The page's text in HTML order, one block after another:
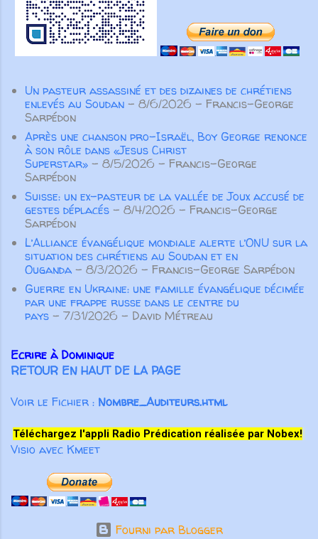
de sa vie, afin d’apprendre à
craindre le Seigneur, son Dieu, et à
observer toute...
par toutes les articulations dont il
est pourvu. Ainsi, lorsque chaque
partie fonctionne comme elle doit, le
corps entier grandit et se construit
15-16 ). Pour Paul l’important n’est
pas tant d’éviter de parler de
manière inconsidérée ou vaine, ou
de colporter des médisances ou
des mensonges, mais surtout de
participeront à la croissance
spirituelle des autres croyants. Pas
“font du bien au corps”, m...
Un pasteur assassiné et des dizaines de chrétiens
enlevés au Soudan - 8/6/2026 - Francis-George
Sarpédon
Après une chanson pro-Israël, Boy George renonce
à son rôle dans «Jesus Christ
Superstar» - 8/5/2026 - Francis-George
Sarpédon
Suisse: un ex-pasteur de la vallée de Joux accusé de
gestes déplacés - 8/4/2026 - Francis-George
Sarpédon
L’Alliance évangélique mondiale alerte l’ONU sur la
situation des chrétiens au Soudan et en
Ouganda - 8/3/2026 - Francis-George Sarpédon
Guerre en Ukraine: une famille évangélique décimée
par une frappe russe dans le centre du
pays - 7/31/2026 - David Métreau
Ecrire à Dominique
RETOUR EN HAUT DE LA PAGE
Voir le Fichier : Nombre_Auditeurs.html
Téléchargez l'appli Radio Prédication réalisée par Nobex!
Visio avec Kmeet
Fourni par Blogger